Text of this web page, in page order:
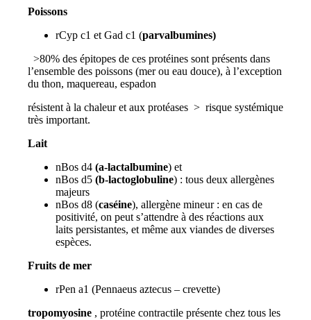
Poissons
rCyp c1 et Gad c1 (parvalbumines)
>80% des épitopes de ces protéines sont présents dans
l’ensemble des poissons (mer ou eau douce), à l’exception
du thon, maquereau, espadon
résistent à la chaleur et aux protéases > risque systémique
très important.
Lait
nBos d4 (a-lactalbumine) et
nBos d5 (b-lactoglobuline) : tous deux allergènes
majeurs
nBos d8 (caséine), allergène mineur : en cas de
positivité, on peut s’attendre à des réactions aux
laits persistantes, et même aux viandes de diverses
espèces.
Fruits de mer
rPen a1 (Pennaeus aztecus – crevette)
tropomyosine, protéine contractile présente chez tous les